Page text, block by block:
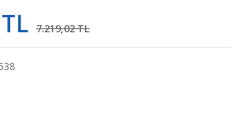
7.219,02 TL